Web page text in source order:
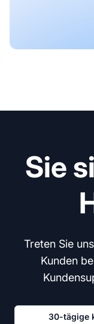
Sie
Treten Sie
Kunden
30-tägige